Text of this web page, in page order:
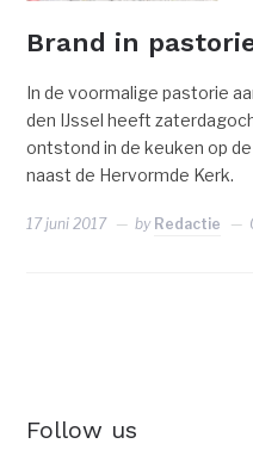
Brand in
In de voormalige pastorie
den IJssel heeft
ontstond in de keuken op
naast de Hervormde Kerk.
17 juni 2017 by Redactie
Follow us